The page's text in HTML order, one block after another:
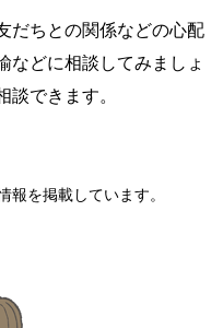
だちとの関係などの心配
などに相談してみましょ
談できます。
報を掲載しています。